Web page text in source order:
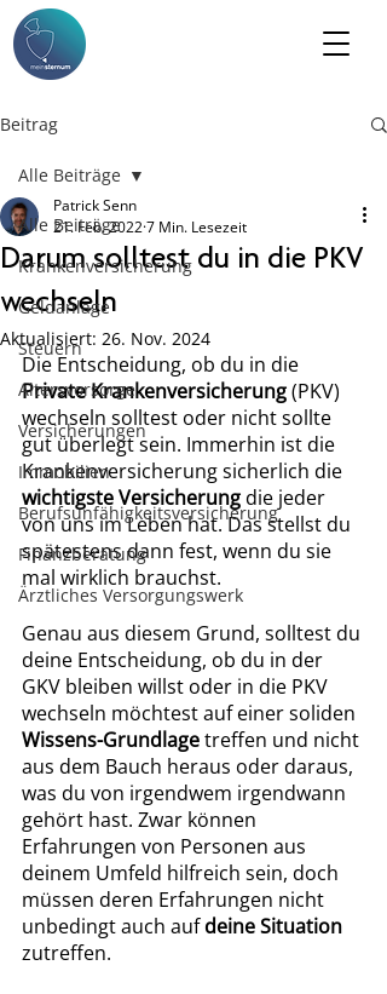
Beitrag
Alle Beiträge
Krankenversicherung
Geldanlage
Steuern
Altersvorsorge
Versicherungen
Immobilien
Berufsunfähigkeitsversicherung
Finanzberatung
Ärztliches Versorgungswerk
Alle Beiträge
Darum solltest du in die PKV
wechseln
Patrick Senn
21. Feb. 20227 Min. Lesezeit
Aktualisiert: 26. Nov. 2024
Die Entscheidung, ob du in die
Private Krankenversicherung (PKV)
wechseln solltest oder nicht sollte
gut überlegt sein. Immerhin ist die
Krankenversicherung sicherlich die
wichtigste Versicherung die jeder
von uns im Leben hat. Das stellst du
spätestens dann fest, wenn du sie
mal wirklich brauchst.
Genau aus diesem Grund, solltest du
deine Entscheidung, ob du in der
GKV bleiben willst oder in die PKV
wechseln möchtest auf einer soliden
Wissens-Grundlage treffen und nicht
aus dem Bauch heraus oder daraus,
was du von irgendwem irgendwann
gehört hast. Zwar können
Erfahrungen von Personen aus
deinem Umfeld hilfreich sein, doch
müssen deren Erfahrungen nicht
unbedingt auch auf deine Situation
zutreffen.